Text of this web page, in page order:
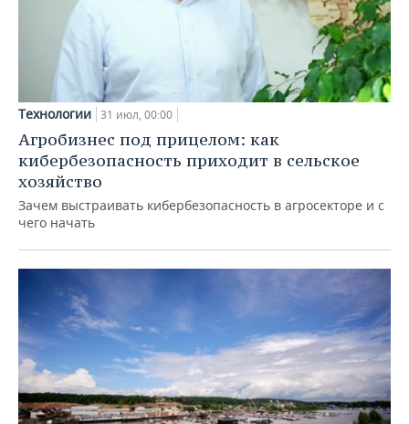
Технологии 31 июл, 00:00
Агробизнес под прицелом: как
кибербезопасность приходит в сельское
хозяйство
Зачем выстраивать кибербезопасность в агросекторе и с
чего начать